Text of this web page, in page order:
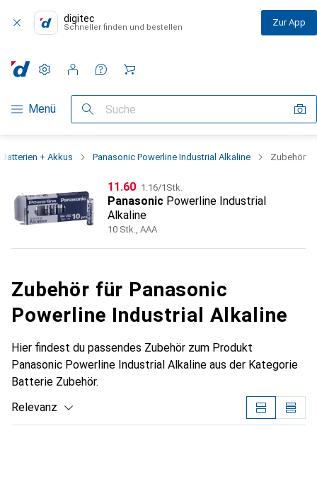
digitec
Schneller finden und bestellen Zur App
Navigation nach Kategorien
Menü Suche
Einstellungen
Kundenkonto
Vergleichslisten
Merklisten
Warenkorb
Batterien + Akkus Panasonic Powerline Industrial Alkaline Zubehör
CHF
11.60 CHF
1.16/1Stk.
Panasonic Powerline Industrial
Alkaline
10 Stk., AAA
Zubehör für Panasonic
Powerline Industrial Alkaline
Hier findest du passendes Zubehör zum Produkt
Panasonic Powerline Industrial Alkaline aus der Kategorie
Batterie Zubehör.
Relevanz